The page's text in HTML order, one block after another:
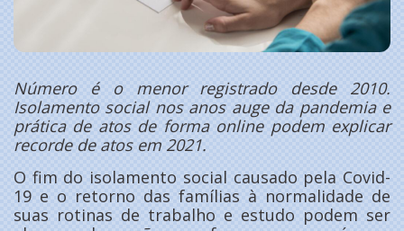
Número é o menor registrado desde 2010.
Isolamento social nos anos auge da pandemia e
prática de atos de forma online podem explicar
recorde de atos em 2021.
O fim do isolamento social causado pela Covid-
19 e o retorno das famílias à normalidade de
suas rotinas de trabalho e estudo podem ser